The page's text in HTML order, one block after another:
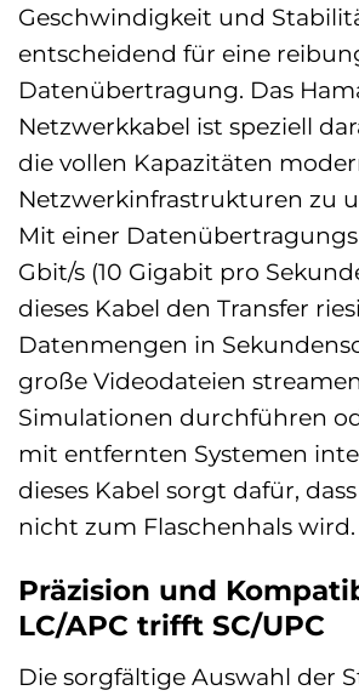
Geschwindigkeit und
entscheidend für eine
Datenübertragung. Das
Netzwerkkabel ist speziell
die vollen Kapazitäten
Netzwerkinfrastrukturen zu
Mit einer
Gbit/s (10 Gigabit pro
dieses Kabel den Transfer
Datenmengen in
große Videodateien
Simulationen durchführen
mit entfernten Systemen
dieses Kabel sorgt dafür,
nicht zum Flaschenhals wird.
Präzision und
LC/APC trifft SC/UPC
Die sorgfältige Auswahl der